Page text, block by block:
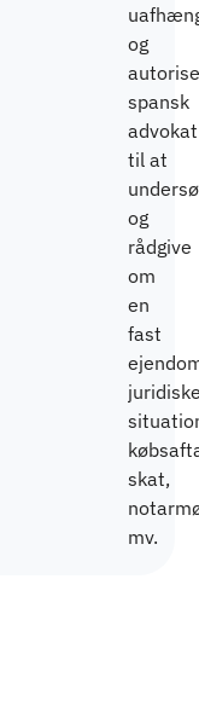
og
spansk
advokat
til at
og
rådgive
om
en
fast
skat,
mv.